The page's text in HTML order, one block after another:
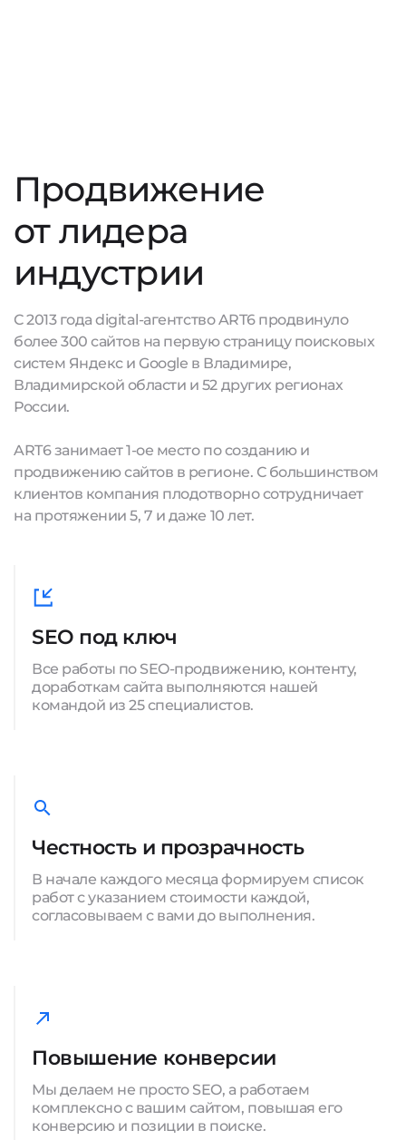
Продвижение
от лидера
индустрии
С 2013 года digital-агентство ART6 продвинуло
более 300 сайтов на первую страницу поисковых
систем Яндекс и Google в Владимире,
Владимирской области и 52 других регионах
России.
ART6 занимает 1-ое место по созданию и
продвижению сайтов в регионе. С большинством
клиентов компания плодотворно сотрудничает
на протяжении 5, 7 и даже 10 лет.
SEO под ключ
Все работы по SEO-продвижению, контенту,
доработкам сайта выполняются нашей
командой из 25 специалистов.
Честность и прозрачность
В начале каждого месяца формируем список
работ с указанием стоимости каждой,
согласовываем с вами до выполнения.
Повышение конверсии
Мы делаем не просто SEO, а работаем
комплексно с вашим сайтом, повышая его
конверсию и позиции в поиске.